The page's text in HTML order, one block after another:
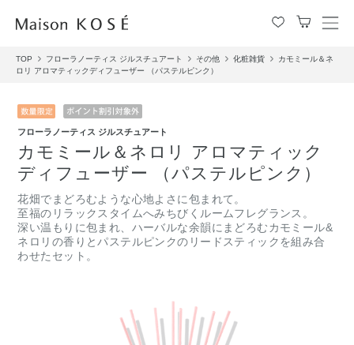
メ
ュ
TOP フローラノーティス ジルスチュアート その他 化粧雑貨
カモミール＆ネ
ロリ アロマティックディフューザー （パステルピンク）
フローラノーティス ジルスチュアート
カモミール＆ネロリ アロマティック
ディフューザー （パステルピンク）
花畑でまどろむような心地よさに包まれて。
至福のリラックスタイムへみちびくルームフレグランス。
深い温もりに包まれ、ハーバルな余韻にまどろむカモミール&
ネロリの香りとパステルピンクのリードスティックを組み合
わせたセット。